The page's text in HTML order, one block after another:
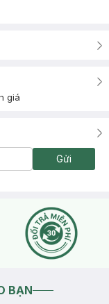
giá
Gửi
BẠN